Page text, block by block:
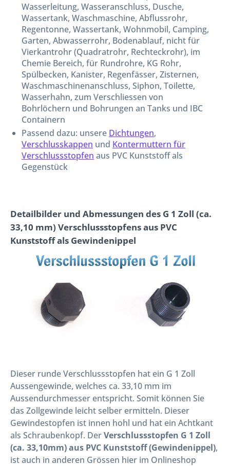
Wasserleitung, Wasseranschluss, Dusche,
Wassertank, Waschmaschine, Abflussrohr,
Regentonne, Wassertank, Wohnmobil, Camping,
Garten, Abwasserrohr, Bodenablauf, nicht für
Vierkantrohr (Quadratrohr, Rechteckrohr), im
Chemie Bereich, für Rundrohre, KG Rohr,
Spülbecken, Kanister, Regenfässer, Zisternen,
Waschmaschinenanschluss, Siphon, Toilette,
Wasserhahn, zum Verschliessen von
Bohrlöchern und Bohrungen an Tanks und IBC
Containern
Passend dazu: unsere Dichtungen,
Verschlusskappen und Kontermuttern für
Verschlussstopfen aus PVC Kunststoff als
Gegenstück
Detailbilder und Abmessungen des G 1 Zoll (ca.
33,10 mm) Verschlussstopfens aus PVC
Kunststoff als Gewindenippel
Dieser runde Verschlussstopfen hat ein G 1 Zoll
Aussengewinde, welches ca. 33,10 mm im
Aussendurchmesser entspricht. Somit können Sie
das Zollgewinde leicht selber ermitteln. Dieser
Gewindestopfen ist innen hohl und hat ein Achtkant
als Schraubenkopf. DerVerschlussstopfen G 1 Zoll
(ca. 33,10mm) aus PVC Kunststoff (Gewindenippel),
ist auch in anderen Grössen hier im Onlineshop